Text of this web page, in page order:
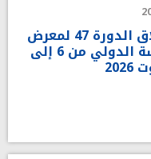
انطلاق الدورة 47 لمعرض
سوسة الدولي من 6 إلى